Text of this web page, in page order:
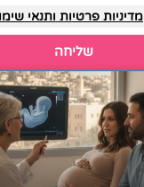
מדיניות פרטיות ותנאי
שליחה